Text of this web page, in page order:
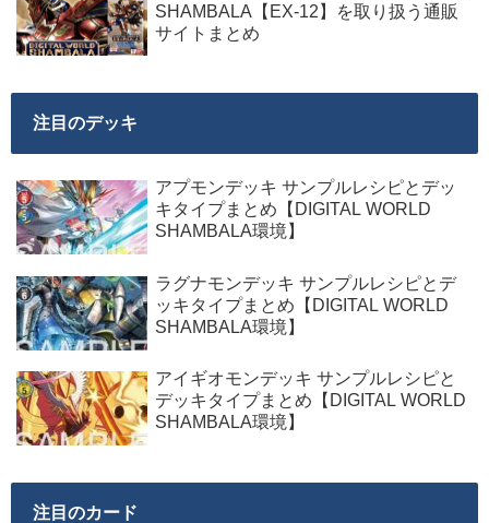
SHAMBALA【EX-12】を取り扱う通販
サイトまとめ
注目のデッキ
アプモンデッキ サンプルレシピとデッ
キタイプまとめ【DIGITAL WORLD
SHAMBALA環境】
ラグナモンデッキ サンプルレシピとデ
ッキタイプまとめ【DIGITAL WORLD
SHAMBALA環境】
アイギオモンデッキ サンプルレシピと
デッキタイプまとめ【DIGITAL WORLD
SHAMBALA環境】
注目のカード